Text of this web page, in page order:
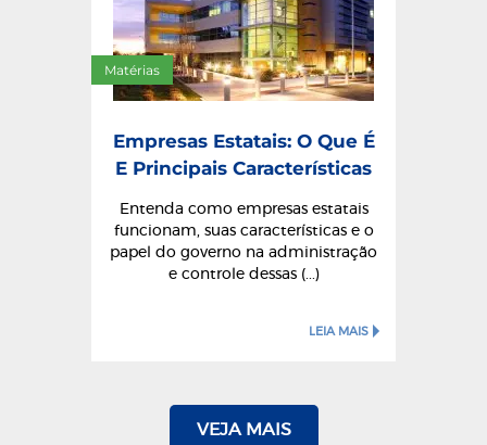
Matérias
Empresas Estatais: O Que É
E Principais Características
Entenda como empresas estatais
funcionam, suas características e o
papel do governo na administração
e controle dessas (...)
LEIA MAIS
VEJA MAIS